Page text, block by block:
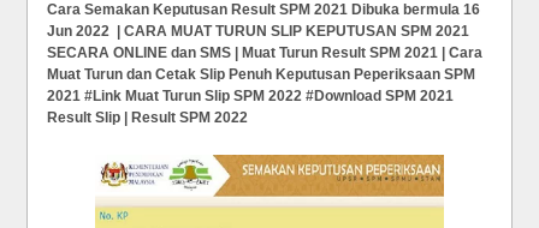
Cara Semakan Keputusan Result SPM 2021 Dibuka bermula 16
Jun 2022 | CARA MUAT TURUN SLIP KEPUTUSAN SPM 2021
SECARA ONLINE dan SMS | Muat Turun Result SPM 2021 | Cara
Muat Turun dan Cetak Slip Penuh Keputusan Peperiksaan SPM
2021#Link Muat Turun Slip SPM 2022 #Download SPM 2021
Result Slip | Result SPM 2022